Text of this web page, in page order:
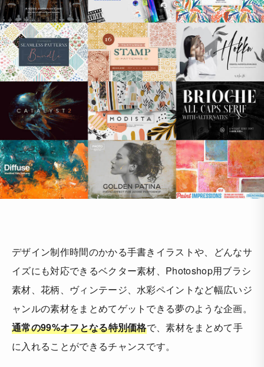
デザイン制作時間のかかる手書きイラストや、どんなサ
イズにも対応できるベクター素材、Photoshop用ブラシ
素材、花柄、ヴィンテージ、水彩ペイントなど幅広いジ
ャンルの素材をまとめてゲットできる夢のような企画。
通常の99%オフとなる特別価格で、素材をまとめて手
に入れることができるチャンスです。